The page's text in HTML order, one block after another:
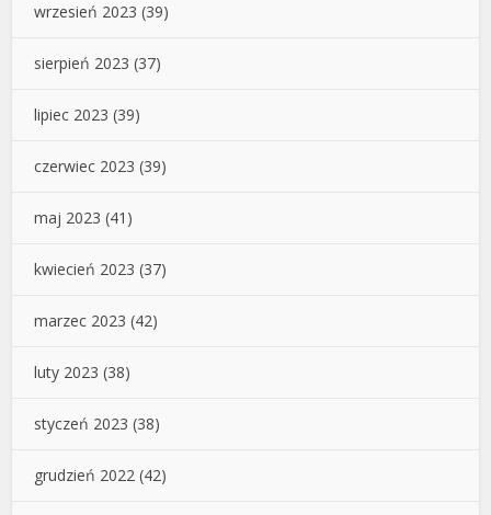
wrzesień 2023 (39)
sierpień 2023 (37)
lipiec 2023 (39)
czerwiec 2023 (39)
maj 2023 (41)
kwiecień 2023 (37)
marzec 2023 (42)
luty 2023 (38)
styczeń 2023 (38)
grudzień 2022 (42)